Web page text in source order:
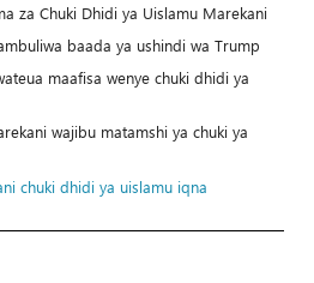
za Chuki Dhidi ya Uislamu Marekani
baada ya ushindi wa Trump
maafisa wenye chuki dhidi ya
wajibu matamshi ya chuki ya
chuki dhidi ya uislamu iqna